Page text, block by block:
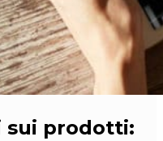
sui prodotti: